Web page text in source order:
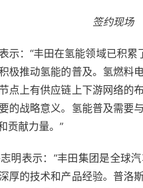
签约现场
示：“丰田在氢能领域已积
极推动氢能的普及。氢燃料
点上有供应链上下游网络的
的战略意义。氢能普及需要
贡献力量。”
明表示：“丰田集团是全球
厚的技术和产品经验。普洛